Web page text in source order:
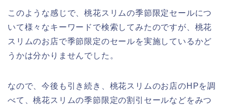
このような感じで、桃花スリムの季節限定セールにつ
いて様々なキーワードで検索してみたのですが、桃花
スリムのお店で季節限定のセールを実施しているかど
うかは分かりませんでした。
なので、今後も引き続き、桃花スリムのお店のHPを調
べて、桃花スリムの季節限定の割引セールなどをみつ